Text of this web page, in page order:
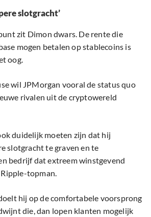
slotgracht’
zit Dimon dwars. De rente die
mogen betalen op stablecoins is
oog.
wil JPMorgan vooral de status quo
rivalen uit de cryptowereld
duidelijk moeten zijn dat hij
slotgracht te graven en te
bedrijf dat extreem winstgevend
Ripple-topman.
hij op de comfortabele voorsprong
die, dan lopen klanten mogelijk